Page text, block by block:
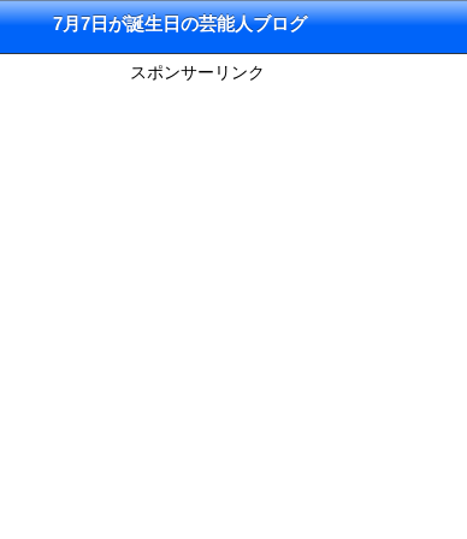
7月7日が誕生日の芸能人ブログ
スポンサーリンク